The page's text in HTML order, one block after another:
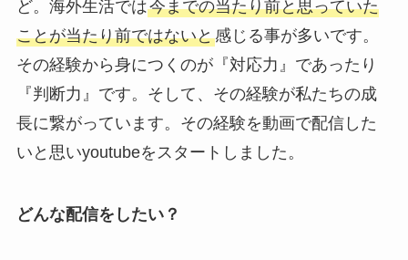
ど。海外生活では今までの当たり前と思っていた
ことが当たり前ではないと感じる事が多いです。
その経験から身につくのが『対応力』であったり
『判断力』です。そして、その経験が私たちの成
長に繋がっています。その経験を動画で配信した
いと思いyoutubeをスタートしました。
どんな配信をしたい？